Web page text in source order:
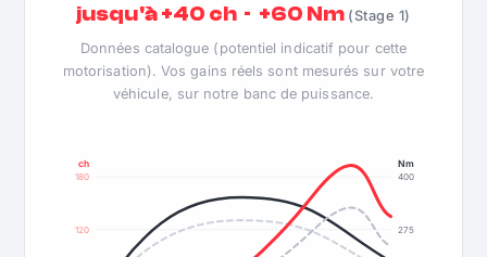
jusqu'à +40 ch · +60 Nm (Stage 1)
Données catalogue (potentiel indicatif pour cette
motorisation). Vos gains réels sont mesurés sur votre
véhicule, sur notre banc de puissance.
120
180
275
400
ch Nm